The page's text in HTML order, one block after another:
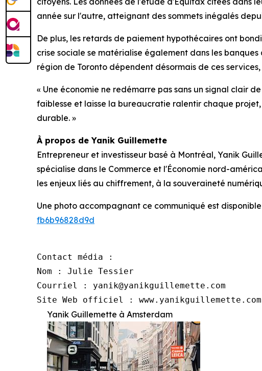
année sur l'autre, atteignant des sommets inégalés
De plus, les retards de paiement hypothécaires ont
crise sociale se matérialise également dans les
région de Toronto dépendent désormais de ces
« Une économie ne redémarre pas sans un signal clair
faiblesse et laisse la bureaucratie ralentir chaque
durable. »
À propos de Yanik Guillemette
Entrepreneur et investisseur basé à Montréal, Yanik
spécialise dans le Commerce et l'Économie nord-
les enjeux liés au chiffrement, à la souveraineté
Une photo accompagnant ce communiqué est
fb6b96828d9d
Contact média :
Nom : Julie Tessier
Courriel : yanik@yanikguillemette.com
Site Web officiel : www.yanikguillemette.com
Yanik Guillemette à Amsterdam